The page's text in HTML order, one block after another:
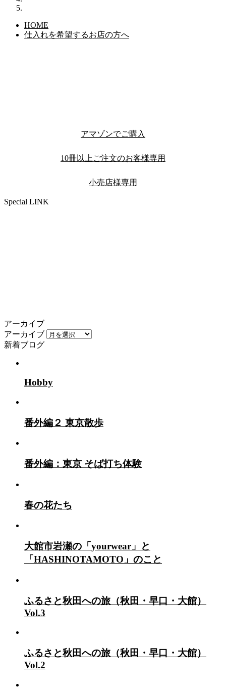
HOME
仕入れを希望するお店の方へ
アマゾンでご購入
10冊以上ご注文のお客様専用
小売店様専用
Special LINK
アーカイブ
アーカイブ
新着ブログ
Hobby
番外編２ 東京散歩
番外編：東京 そば打ち体験
春の花たち
大館市岩瀬の「yourwear」と
「HASHINOTAMOTO」のこと
ふるさと秋田への旅（秋田・早口・大館）
Vol.3
ふるさと秋田への旅（秋田・早口・大館）
Vol.2